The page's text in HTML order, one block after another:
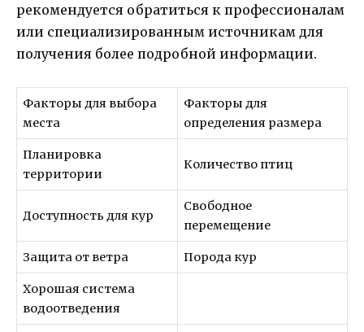
рекомендуется обратиться к профессионалам
или специализированным источникам для
получения более подробной информации.
Факторы для выбора
места
Факторы для
определения размера
Планировка
территории
Количество птиц
Доступность для кур
Свободное
перемещение
Защита от ветра Порода кур
Хорошая система
водоотведения